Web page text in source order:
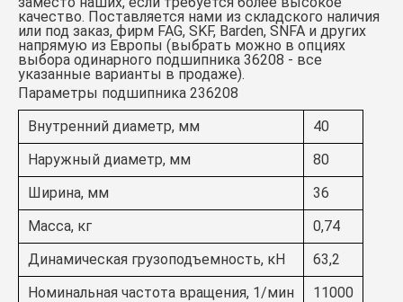
качество. Поставляется нами из складского наличия
или под заказ, фирм FAG, SKF, Barden, SNFA и других
напрямую из Европы (выбрать можно в опциях
выбора одинарного подшипника 36208 - все
указанные варианты в продаже).
Параметры подшипника 236208
Внутренний диаметр, мм
40
Наружный диаметр, мм
80
Ширина, мм
36
Масса, кг
0,74
Динамическая грузоподъемность, кН
63,2
Номинальная частота вращения, 1/мин
11000